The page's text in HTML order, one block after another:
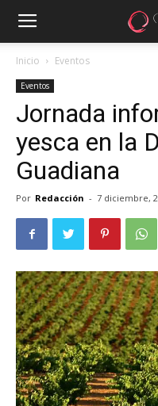
Inicio Eventos
Eventos
Jornada
yesca en la
Guadiana
Por Redacción - 7 diciembre,